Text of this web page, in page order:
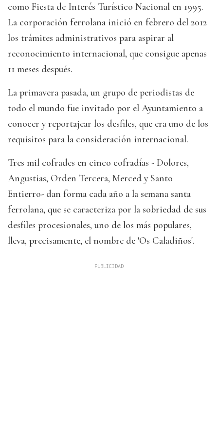
como Fiesta de Interés Turístico Nacional en 1995.
La corporación ferrolana inició en febrero del 2012
los trámites administrativos para aspirar al
reconocimiento internacional, que consigue apenas
11 meses después.
La primavera pasada, un grupo de periodistas de
todo el mundo fue invitado por el Ayuntamiento a
conocer y reportajear los desfiles, que era uno de los
requisitos para la consideración internacional.
Tres mil cofrades en cinco cofradías - Dolores,
Angustias, Orden Tercera, Merced y Santo
Entierro- dan forma cada año a la semana santa
ferrolana, que se caracteriza por la sobriedad de sus
desfiles procesionales, uno de los más populares,
lleva, precisamente, el nombre de 'Os Caladiños'.